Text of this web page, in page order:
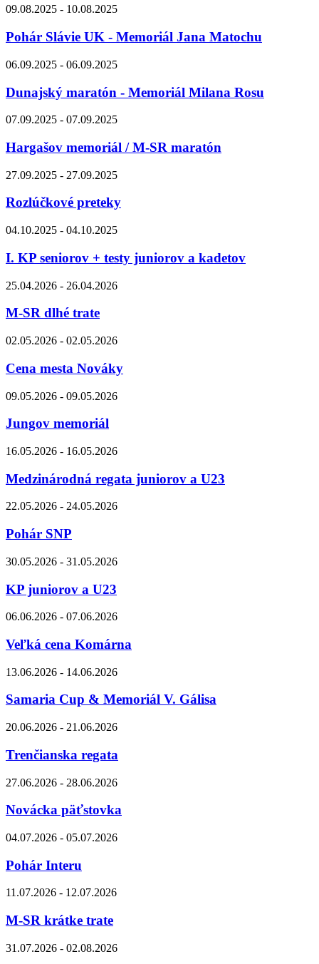
09.08.2025 - 10.08.2025
Pohár Slávie UK - Memoriál Jana Matochu
06.09.2025 - 06.09.2025
Dunajský maratón - Memoriál Milana Rosu
07.09.2025 - 07.09.2025
Hargašov memoriál / M-SR maratón
27.09.2025 - 27.09.2025
Rozlúčkové preteky
04.10.2025 - 04.10.2025
I. KP seniorov + testy juniorov a kadetov
25.04.2026 - 26.04.2026
M-SR dlhé trate
02.05.2026 - 02.05.2026
Cena mesta Nováky
09.05.2026 - 09.05.2026
Jungov memoriál
16.05.2026 - 16.05.2026
Medzinárodná regata juniorov a U23
22.05.2026 - 24.05.2026
Pohár SNP
30.05.2026 - 31.05.2026
KP juniorov a U23
06.06.2026 - 07.06.2026
Veľká cena Komárna
13.06.2026 - 14.06.2026
Samaria Cup & Memoriál V. Gálisa
20.06.2026 - 21.06.2026
Trenčianska regata
27.06.2026 - 28.06.2026
Novácka päťstovka
04.07.2026 - 05.07.2026
Pohár Interu
11.07.2026 - 12.07.2026
M-SR krátke trate
31.07.2026 - 02.08.2026